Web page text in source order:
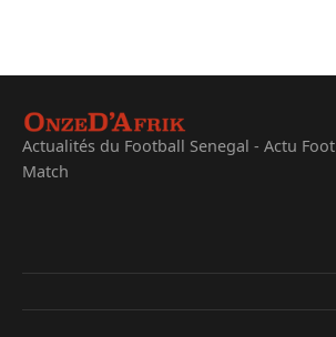
Actualités du Football Senegal - Actu Foot
Match